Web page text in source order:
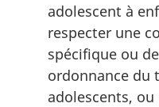
adolescent à
respecter une
spécifique ou
ordonnance du
adolescents,